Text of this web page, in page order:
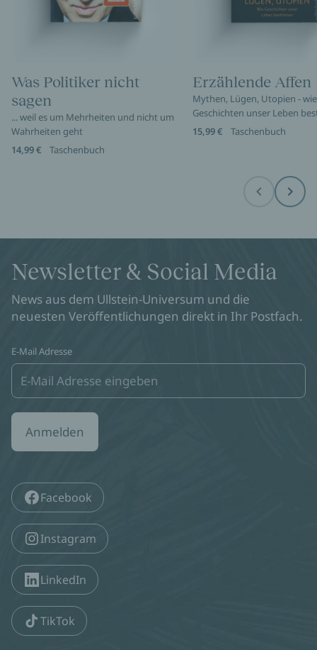
Was Politiker nicht
sagen
... weil es um Mehrheiten und nicht um
Wahrheiten geht
14,99 €
Taschenbuch
Erzählende Affen
Mythen, Lügen, Utopien - wie
Geschichten unser Leben
15,99 €
Taschenbuch
Before Next
Newsletter & Social Media
News aus dem Ullstein-Universum und die
neuesten Veröffentlichungen direkt in Ihr Postfach.
E-Mail Adresse
Anmelden
Facebook
Instagram
LinkedIn
TikTok